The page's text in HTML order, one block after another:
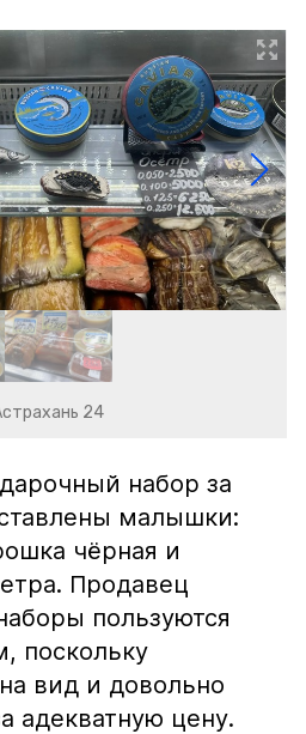
24
набор за
малышки:
чёрная и
Продавец
пользуются
поскольку
вид и довольно
адекватную цену.